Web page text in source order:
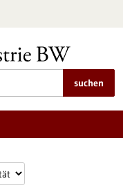
suchen